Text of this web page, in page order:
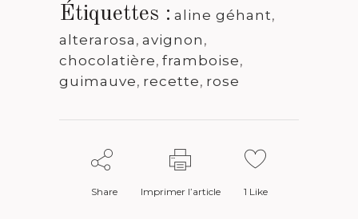
Étiquettes : aline géhant,
alterarosa , avignon ,
chocolatière, framboise,
guimauve, recette, rose
Share Imprimer l’article 1 Like